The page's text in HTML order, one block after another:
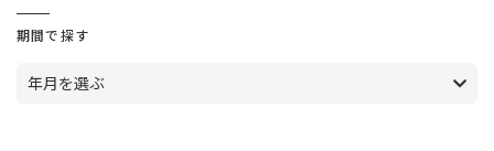
期間で探す
年月を選ぶ